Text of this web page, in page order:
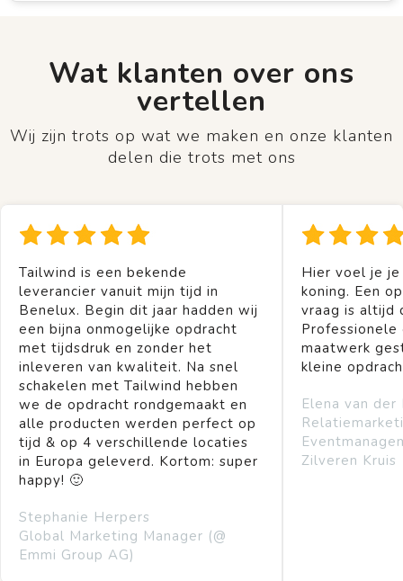
Wat klanten over ons
vertellen
Wij zijn trots op wat we maken en onze klanten
delen die trots met ons
Tailwind is een bekende
leverancier vanuit mijn tijd in
Benelux. Begin dit jaar hadden wij
een bijna onmogelijke opdracht
met tijdsdruk en zonder het
inleveren van kwaliteit. Na snel
schakelen met Tailwind hebben
we de opdracht rondgemaakt en
alle producten werden perfect op
tijd & op 4 verschillende locaties
in Europa geleverd. Kortom: super
happy! 🙂
Stephanie Herpers
Global Marketing Manager (@
Emmi Group AG)
Hier voel je
koning. Een
vraag is altijd
Professionele
maatwerk
kleine
Elena van der
Zilveren Kruis